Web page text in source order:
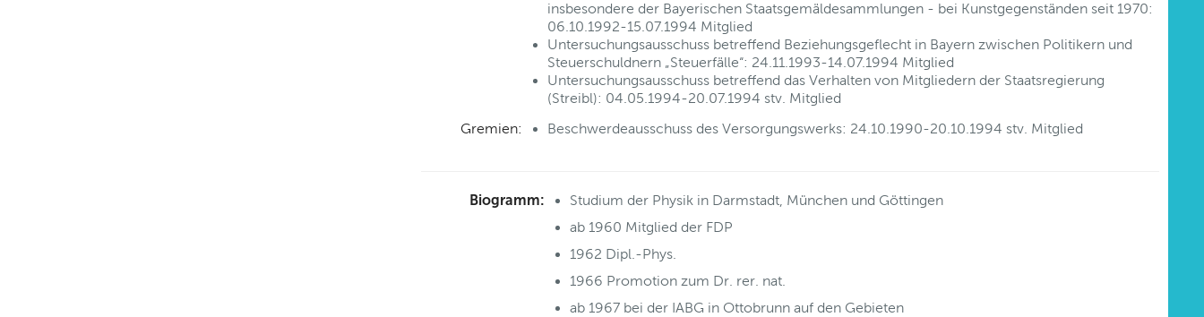
insbesondere der Bayerischen Staatsgemäldesammlungen - bei Kunstgegenständen seit 1970:
06.10.1992-15.07.1994 Mitglied
Untersuchungsausschuss betreffend Beziehungsgeflecht in Bayern zwischen Politikern und
Steuerschuldnern „Steuerfälle“: 24.11.1993-14.07.1994 Mitglied
Untersuchungsausschuss betreffend das Verhalten von Mitgliedern der Staatsregierung
(Streibl): 04.05.1994-20.07.1994 stv. Mitglied
Gremien:
Beschwerdeausschuss des Versorgungswerks: 24.10.1990-20.10.1994 stv. Mitglied
Biogramm:
Studium der Physik in Darmstadt, München und Göttingen
ab 1960 Mitglied der FDP
1962 Dipl.-Phys.
1966 Promotion zum Dr. rer. nat.
ab 1967 bei der IABG in Ottobrunn auf den Gebieten